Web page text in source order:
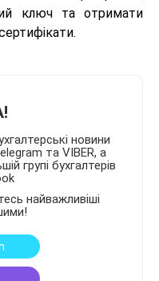
ключ та отримати
новини
та VIBER, а
групі бухгалтерів
найважливіші